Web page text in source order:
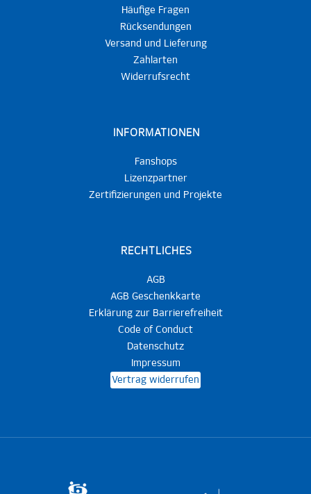
Häufige Fragen
Rücksendungen
Versand und Lieferung
Zahlarten
Widerrufsrecht
INFORMATIONEN
Fanshops
Lizenzpartner
Zertifizierungen und Projekte
RECHTLICHES
AGB
AGB Geschenkkarte
Erklärung zur Barrierefreiheit
Code of Conduct
Datenschutz
Impressum
Vertrag widerrufen